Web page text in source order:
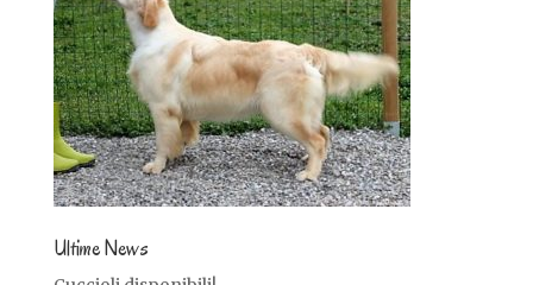
Ultime News